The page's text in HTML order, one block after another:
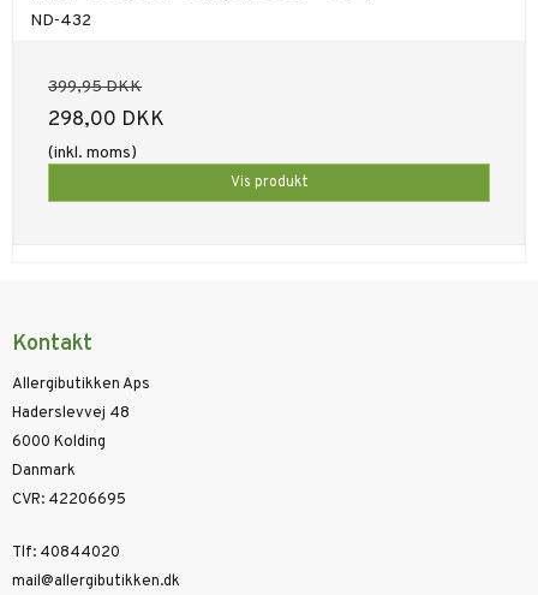
ND-432
399,95 DKK
298,00 DKK
(inkl. moms)
Vis produkt
Kontakt
Allergibutikken Aps
Haderslevvej 48
6000 Kolding
Danmark
CVR: 42206695
Tlf: 40844020
mail@allergibutikken.dk